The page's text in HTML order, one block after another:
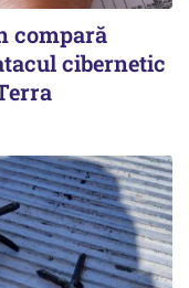
compară
cibernetic